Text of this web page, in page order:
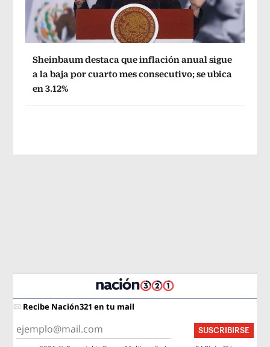
Sheinbaum destaca que inflación anual sigue
a la baja por cuarto mes consecutivo; se ubica
en 3.12%
Recibe Nación321 en tu mail
SUSCRIBIRSE